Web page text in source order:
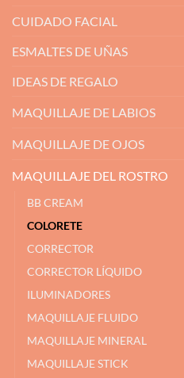
CUIDADO FACIAL
ESMALTES DE UÑAS
IDEAS DE REGALO
MAQUILLAJE DE LABIOS
MAQUILLAJE DE OJOS
MAQUILLAJE DEL ROSTRO
BB CREAM
COLORETE
CORRECTOR
CORRECTOR LÍQUIDO
ILUMINADORES
MAQUILLAJE FLUIDO
MAQUILLAJE MINERAL
MAQUILLAJE STICK